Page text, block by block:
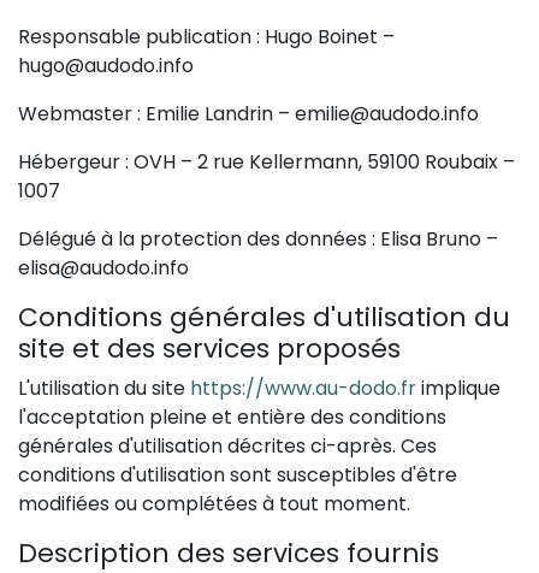
Responsable publication : Hugo Boinet –
hugo@audodo.info
Webmaster : Emilie Landrin – emilie@audodo.info
Hébergeur : OVH – 2 rue Kellermann, 59100 Roubaix –
1007
Délégué à la protection des données : Elisa Bruno –
elisa@audodo.info
Conditions générales d'utilisation du
site et des services proposés
L'utilisation du site https://www.au-dodo.frimplique
l'acceptation pleine et entière des conditions
générales d'utilisation décrites ci-après. Ces
conditions d'utilisation sont susceptibles d'être
modifiées ou complétées à tout moment.
Description des services fournis